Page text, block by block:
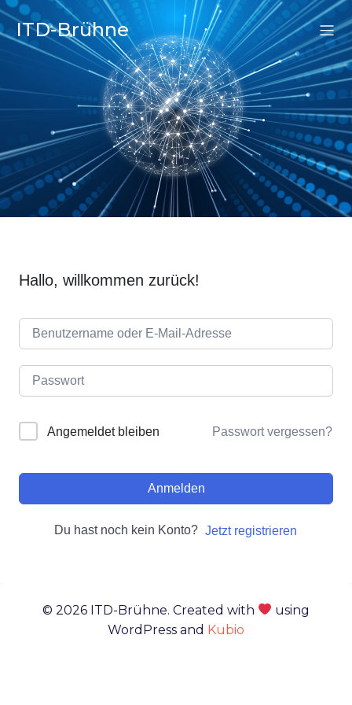
ITD-Brühne
Hallo, willkommen zurück!
Angemeldet bleiben Passwort vergessen?
Anmelden
Du hast noch kein Konto? Jetzt registrieren
© 2026 ITD-Brühne. Created with
using
WordPress and Kubio